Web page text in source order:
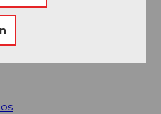
werden.